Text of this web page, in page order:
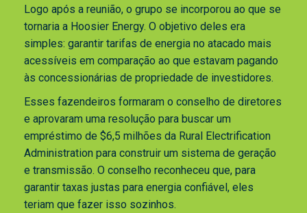
Logo após a reunião, o grupo se incorporou ao que se
tornaria a Hoosier Energy. O objetivo deles era
simples: garantir tarifas de energia no atacado mais
acessíveis em comparação ao que estavam pagando
às concessionárias de propriedade de investidores.
Esses fazendeiros formaram o conselho de diretores
e aprovaram uma resolução para buscar um
empréstimo de $6,5 milhões da Rural Electrification
Administration para construir um sistema de geração
e transmissão. O conselho reconheceu que, para
garantir taxas justas para energia confiável, eles
teriam que fazer isso sozinhos.